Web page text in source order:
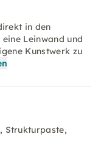
in den
Leinwand und
Kunstwerk zu
Strukturpaste,